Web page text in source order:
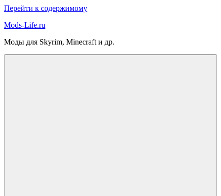
Перейти к содержимому
Mods-Life.ru
Моды для Skyrim, Minecraft и др.